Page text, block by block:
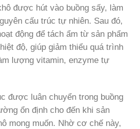
được hút vào buồng sấy, làm
cấu trúc tự nhiên. Sau đó,
động để tách ẩm từ sản phẩm
độ, giúp giảm thiểu quá trình
lượng vitamin, enzyme tự
được luân chuyển trong buồng
ổn định cho đến khi sản
mong muốn. Nhờ cơ chế này,